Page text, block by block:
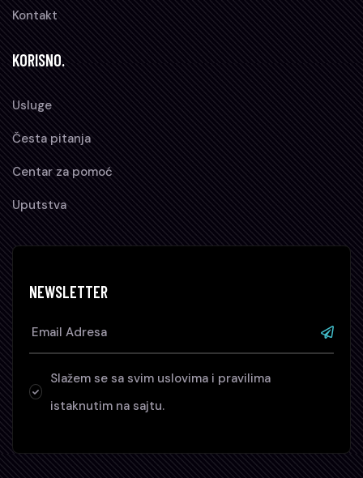
Kontakt
KORISNO.
Usluge
Česta pitanja
Centar za pomoć
Uputstva
NEWSLETTER
Slažem se sa svim uslovima i pravilima
istaknutim na sajtu.